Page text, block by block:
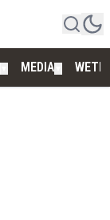
MEDIA